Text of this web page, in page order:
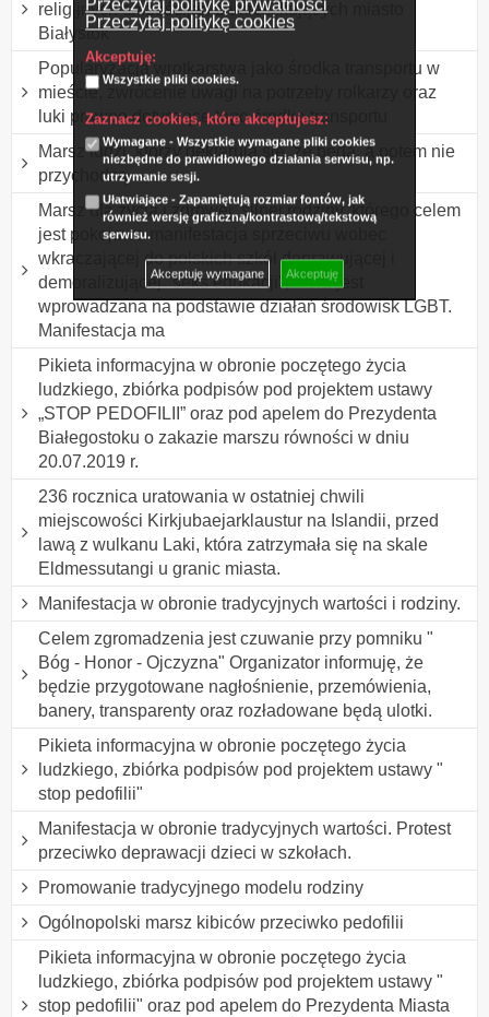
Przeczytaj politykę prywatności
Przeczytaj politykę cookies
Akceptuję:
Wszystkie pliki cookies.
Zaznacz cookies, które akceptujesz:
Wymagane - Wszystkie wymagane pliki cookies
niezbędne do prawidłowego działania serwisu, np.
utrzymanie sesji.
Ułatwiające - Zapamiętują rozmiar fontów, jak
również wersję graficzną/kontrastową/tekstową
serwisu.
Akceptuję wymagane Akceptuję
religijnych chrześcijan zamieszkujących miasto
Białystok
Popularyzacja wrotkarstwa jako środka transportu w
mieście, zwrócenie uwagi na potrzeby rolkarzy oraz
luki prawne dotyczące tego środka transportu
Marsz ludzi, którzy deklarują się, że będą, a potem nie
przychodzą.
Marsz dla życia i zdrowej, silnej rodziny, którego celem
jest pokojowa manifestacja sprzeciwu wobec
wkraczającej do polskich szkół deprawującej i
demoralizującej "seks edukacji", która jest
wprowadzana na podstawie działań środowisk LGBT.
Manifestacja ma
Pikieta informacyjna w obronie poczętego życia
ludzkiego, zbiórka podpisów pod projektem ustawy
„STOP PEDOFILII” oraz pod apelem do Prezydenta
Białegostoku o zakazie marszu równości w dniu
20.07.2019 r.
236 rocznica uratowania w ostatniej chwili
miejscowości Kirkjubaejarklaustur na Islandii, przed
lawą z wulkanu Laki, która zatrzymała się na skale
Eldmessutangi u granic miasta.
Manifestacja w obronie tradycyjnych wartości i rodziny.
Celem zgromadzenia jest czuwanie przy pomniku "
Bóg - Honor - Ojczyzna" Organizator informuję, że
będzie przygotowane nagłośnienie, przemówienia,
banery, transparenty oraz rozładowane będą ulotki.
Pikieta informacyjna w obronie poczętego życia
ludzkiego, zbiórka podpisów pod projektem ustawy "
stop pedofilii"
Manifestacja w obronie tradycyjnych wartości. Protest
przeciwko deprawacji dzieci w szkołach.
Promowanie tradycyjnego modelu rodziny
Ogólnopolski marsz kibiców przeciwko pedofilii
Pikieta informacyjna w obronie poczętego życia
ludzkiego, zbiórka podpisów pod projektem ustawy "
stop pedofilii" oraz pod apelem do Prezydenta Miasta